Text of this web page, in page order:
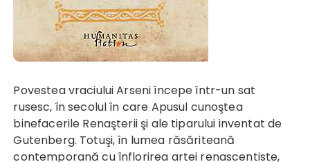
Povestea vraciului Arseni începe într-un sat
rusesc, în secolul în care Apusul cunoştea
binefacerile Renaşterii şi ale tiparului inventat de
Gutenberg. Totuşi, în lumea răsăriteană
contemporană cu înflorirea artei renascentiste,